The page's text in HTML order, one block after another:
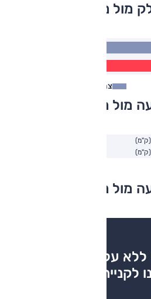
מול מתחרים
צריכת דלק
מול מתחרים
(ק"מ)
(ק"מ)
מול מתחרים
ללא עלות
לקניית